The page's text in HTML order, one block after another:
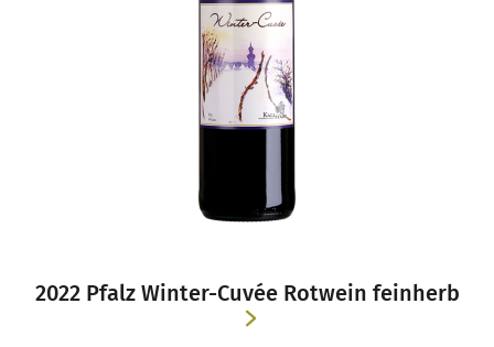
2022 Pfalz Winter-Cuvée Rotwein feinherb